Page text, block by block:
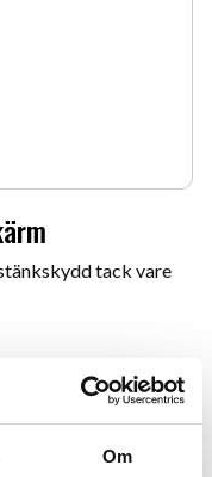
Om
tack vare